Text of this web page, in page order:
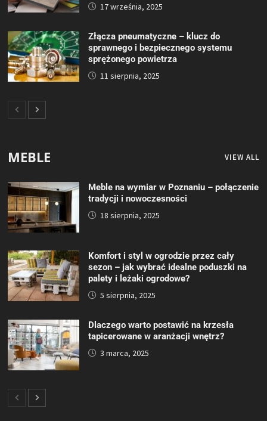
17 września, 2025
Złącza pneumatyczne – klucz do
sprawnego i bezpiecznego systemu
sprężonego powietrza
11 sierpnia, 2025
MEBLE VIEW ALL
Meble na wymiar w Poznaniu – połączenie
tradycji i nowoczesności
18 sierpnia, 2025
Komfort i styl w ogrodzie przez cały
sezon – jak wybrać idealne poduszki na
palety i leżaki ogrodowe?
5 sierpnia, 2025
Dlaczego warto postawić na krzesła
tapicerowane w aranżacji wnętrz?
3 marca, 2025